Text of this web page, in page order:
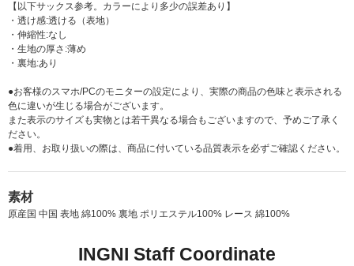
【以下サックス参考。カラーにより多少の誤差あり】
・透け感:透ける（表地）
・伸縮性:なし
・生地の厚さ:薄め
・裏地:あり
●お客様のスマホ/PCのモニターの設定により、実際の商品の色味と表示される
色に違いが生じる場合がございます。
また表示のサイズも実物とは若干異なる場合もございますので、予めご了承く
ださい。
●着用、お取り扱いの際は、商品に付いている品質表示を必ずご確認ください。
素材
原産国 中国 表地 綿100% 裏地 ポリエステル100% レース 綿100%
INGNI Staff Coordinate